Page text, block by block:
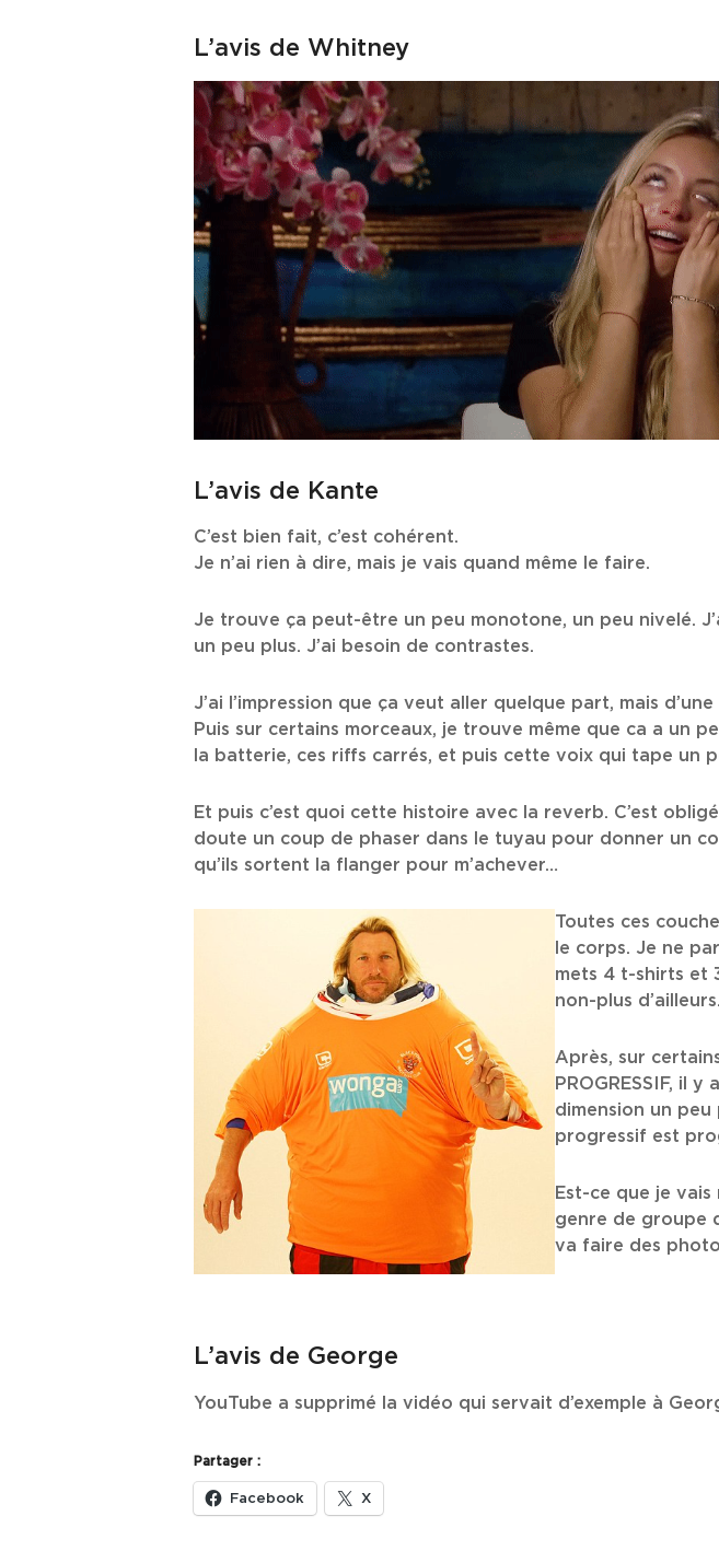
L’avis de Whitney
L’avis de Kante
C’est bien fait, c’est cohérent.
Je n’ai rien à dire, mais je vais quand même le faire.
Je trouve ça peut-être un peu monotone, un peu nivelé.
un peu plus. J’ai besoin de contrastes.
J’ai l’impression que ça veut aller quelque part, mais
Puis sur certains morceaux, je trouve même que ca a un
la batterie, ces riffs carrés, et puis cette voix qui tape un
Et puis c’est quoi cette histoire avec la reverb. C’est
doute un coup de phaser dans le tuyau pour donner un
qu’ils sortent la flanger pour m’achever…
Toutes ces
le corps. Je ne
mets 4 t-shirts et
non-plus d’ailleurs.
Après, sur
PROGRESSIF, il
dimension un peu
progressif est
Est-ce que je vais
genre de groupe
va faire des
L’avis de George
YouTube a supprimé la vidéo qui servait d’exemple à
Partager :
Facebook X